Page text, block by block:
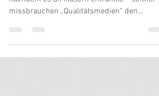
Ein sechsjähriges Mädchen starb in Texas,